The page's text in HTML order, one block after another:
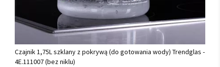
Czajnik 1,75L szklany z pokrywą (do gotowania wody) Trendglas -
4E.111007 (bez niklu)